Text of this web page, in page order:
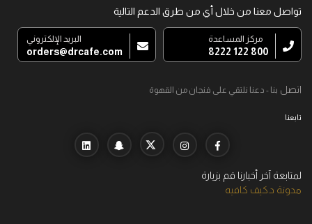
تواصل معنا من خلال أي من طرق الدعم التالية
مركز المساعدة
800 122 8222
البريد الإلكتروني
orders@drcafe.com
اتصل بنا - دعنا نلتقي على فنجان من القهوة
تابعنا
لمتابعة آخر أخبارنا قم بزيارة
مدونة د.كيف كافيه